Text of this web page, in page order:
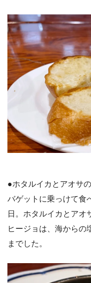
●ホタルイカとアオサ
バゲットに乗っけて食
日。ホタルイカとアオ
ヒージョは、海からの
までした。